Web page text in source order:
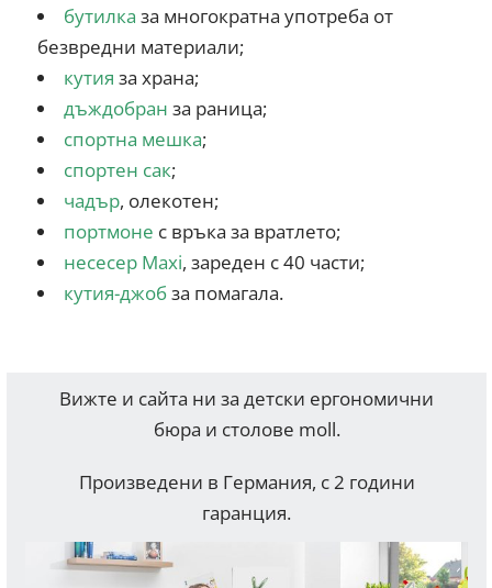
бутилка за многократна употреба от
безвредни материали;
кутия за храна;
дъждобран за раница;
спортна мешка;
спортен сак;
чадър, олекотен;
портмоне с връка за вратлето;
несесер Maxi, зареден с 40 части;
кутия-джобза помагала.
Вижте и сайта ни за детски ергономични
бюра и столове moll.
Произведени в Германия, с 2 години
гаранция.